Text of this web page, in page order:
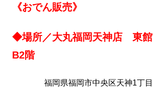
《おでん販売》
◆場所／大丸福岡天神店 東館
B2階
福岡県福岡市中央区天神1丁目4